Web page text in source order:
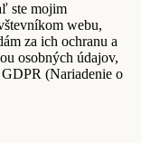
ste mojim
webu,
za ich ochranu a
osobných údajov,
GDPR (Nariadenie o